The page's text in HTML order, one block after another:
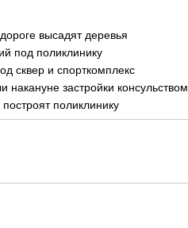
высадят деревья
под поликлинику
сквер и спорткомплекс
застройки консульством
поликлинику